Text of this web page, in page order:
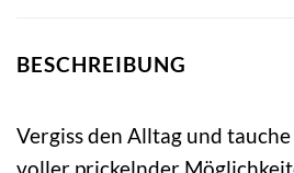
BESCHREIBUNG
Vergiss den Alltag und
voller prickelnder